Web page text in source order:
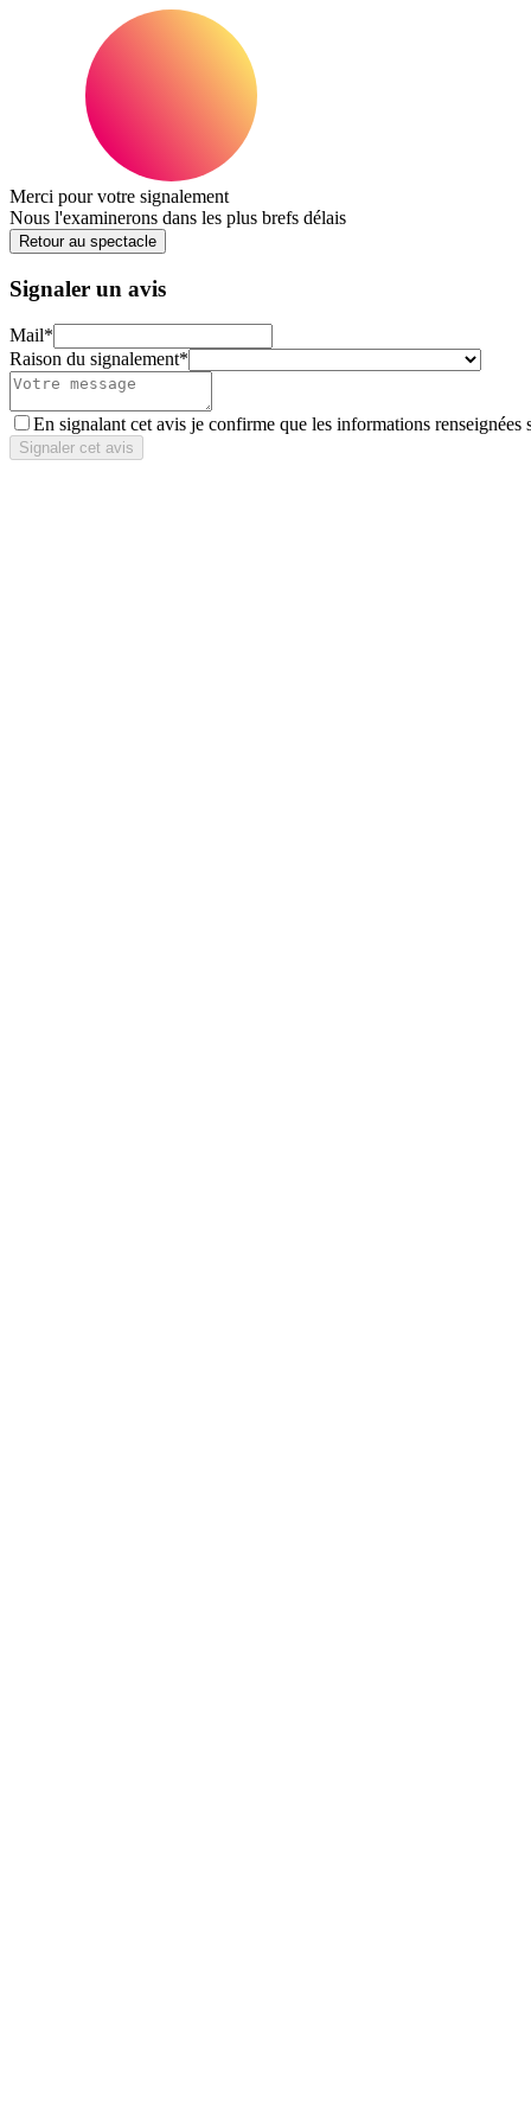
Merci pour votre signalement
Nous l'examinerons dans les plus brefs délais
Retour au spectacle
Signaler un avis
Mail*
Raison du signalement*
En signalant cet avis je confirme que les informations renseignées
Signaler cet avis